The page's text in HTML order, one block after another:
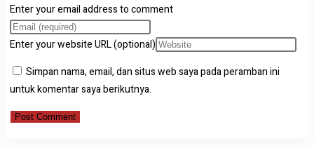
Enter your email address to comment
Enter your website URL (optional)
Simpan nama, email, dan situs web saya pada peramban ini
untuk komentar saya berikutnya.